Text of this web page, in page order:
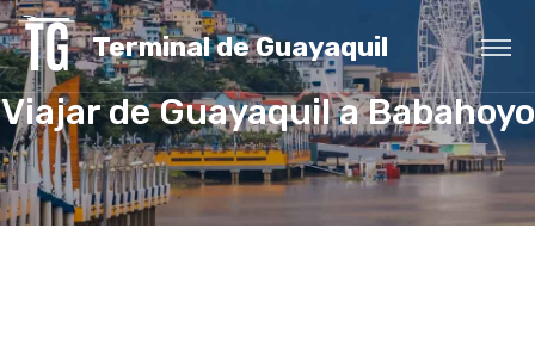
Terminal de Guayaquil
Viajar de Guayaquil a Babahoyo